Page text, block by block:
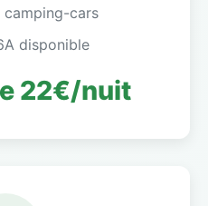
camping-cars
disponible
22€/nuit